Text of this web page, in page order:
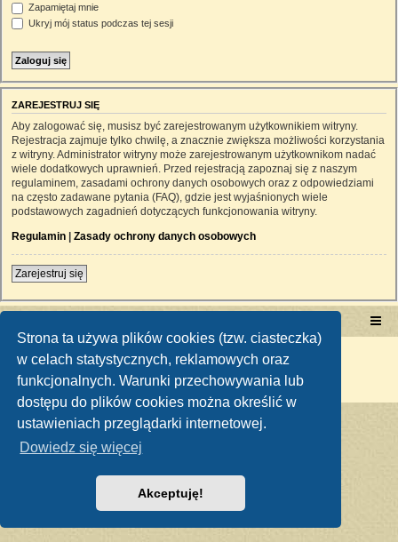
Strona ta używa plików cookies (tzw. ciasteczka)
w celach statystycznych, reklamowych oraz
funkcjonalnych. Warunki przechowywania lub
dostępu do plików cookies można określić w
ustawieniach przeglądarki internetowej.
Dowiedz się więcej
Akceptuję!
Zapamiętaj mnie
Ukryj mój status podczas tej sesji
ZAREJESTRUJ SIĘ
Aby zalogować się, musisz być zarejestrowanym użytkownikiem witryny.
Rejestracja zajmuje tylko chwilę, a znacznie zwiększa możliwości korzystania
z witryny. Administrator witryny może zarejestrowanym użytkownikom nadać
wiele dodatkowych uprawnień. Przed rejestracją zapoznaj się z naszym
regulaminem, zasadami ochrony danych osobowych oraz z odpowiedziami
na często zadawane pytania (FAQ), gdzie jest wyjaśnionych wiele
podstawowych zagadnień dotyczących funkcjonowania witryny.
Regulamin | Zasady ochrony danych osobowych
Zarejestruj się
Technologię dostarcza phpBB ® Forum Software © phpBB Limited
Polski pakiet językowy dostarcza
Zasady ochrony danych osobowych|Regulamin